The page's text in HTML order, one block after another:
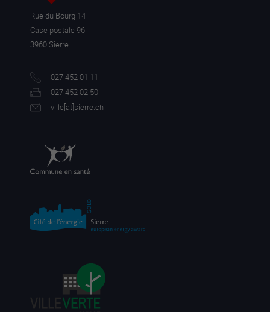
Rue du Bourg 14
Case postale 96
3960 Sierre
027 452 01 11
027 452 02 50
ville[at]sierre.ch